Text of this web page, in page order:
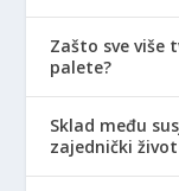
Zašto sve više
palete?
Sklad među
zajednički život